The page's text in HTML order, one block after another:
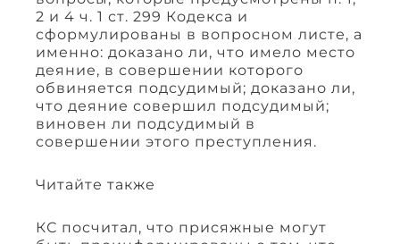
2 и 4 ч. 1 ст. 299 Кодекса и
сформулированы в вопросном листе, а
именно: доказано ли, что имело место
деяние, в совершении которого
обвиняется подсудимый; доказано ли,
что деяние совершил подсудимый;
виновен ли подсудимый в
совершении этого преступления.
Читайте также
КС посчитал, что присяжные могут